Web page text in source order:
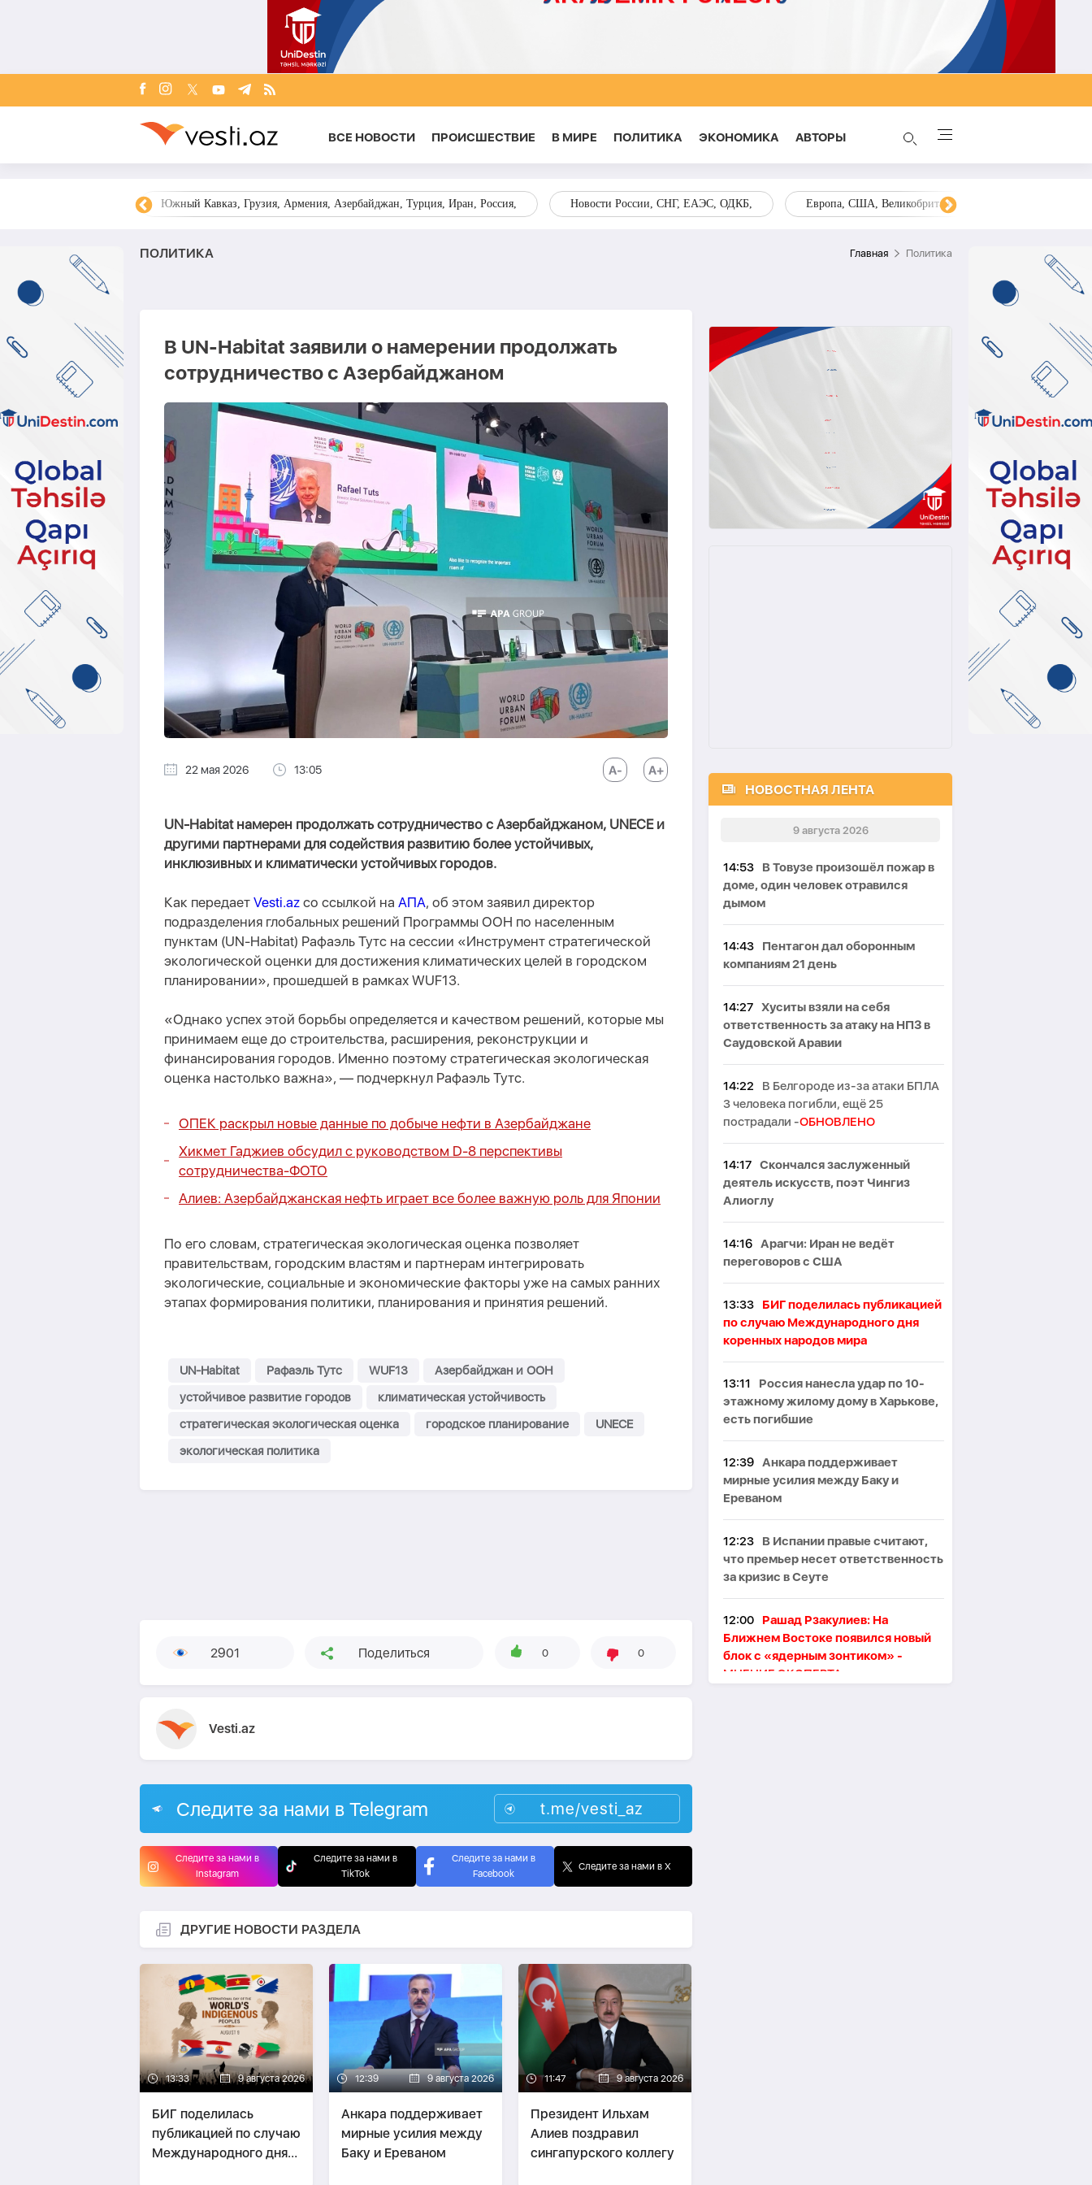
ВСЕ НОВОСТИ ПРОИСШЕСТВИЕ В МИРЕ ПОЛИТИКА ЭКОНОМИКА AВТОРЫ
Южный Кавказ, Грузия, Армения, Азербайджан, Турция, Иран, Россия, Новости России, СНГ, ЕАЭС, ОДКБ, Европа, США, Великобритания, Украина, Запад,
ПОЛИТИКА Главная Политика
В UN-Habitat заявили о намерении продолжать
сотрудничество с Азербайджаном
22 мая 2026 13:05
UN-Habitat намерен продолжать сотрудничество с Азербайджаном, UNECE и
другими партнерами для содействия развитию более устойчивых,
инклюзивных и климатически устойчивых городов.
Как передает Vesti.az со ссылкой на АПА, об этом заявил директор
подразделения глобальных решений Программы ООН по населенным
пунктам (UN-Habitat) Рафаэль Тутс на сессии «Инструмент стратегической
экологической оценки для достижения климатических целей в городском
планировании», прошедшей в рамках WUF13.
«Однако успех этой борьбы определяется и качеством решений, которые мы
принимаем еще до строительства, расширения, реконструкции и
финансирования городов. Именно поэтому стратегическая экологическая
оценка настолько важна», — подчеркнул Рафаэль Тутс.
ОПЕК раскрыл новые данные по добыче нефти в Азербайджане
Хикмет Гаджиев обсудил с руководством D-8 перспективы
сотрудничества-ФОТО
Алиев: Азербайджанская нефть играет все более важную роль для Японии
По его словам, стратегическая экологическая оценка позволяет
правительствам, городским властям и партнерам интегрировать
экологические, социальные и экономические факторы уже на самых ранних
этапах формирования политики, планирования и принятия решений.
UN-Habitat Рафаэль Тутс WUF13
Азербайджан и ООН
устойчивое развитие городов
климатическая устойчивость
стратегическая экологическая оценка
городское планирование
UNECE
экологическая политика
2901 Поделиться 0 0
Vesti.az
Следите за нами в Telegram t.me/vesti_az
Следите за нами в
Instagram
Следите за нами в
TikTok
Следите за нами в
Facebook
Следите за нами в X
ДРУГИЕ НОВОСТИ РАЗДЕЛА
13:33 9 августа 2026
БИГ поделилась
публикацией по случаю
Международного дня
12:39 9 августа 2026
Анкара поддерживает
мирные усилия между
Баку и Ереваном
11:47 9 августа 2026
Президент Ильхам
Алиев поздравил
сингапурского коллегу
НОВОСТНАЯ ЛЕНТА
9 августа 2026
14:53
В Товузе произошёл пожар в
доме, один человек отравился
дымом
14:43
Пентагон дал оборонным
компаниям 21 день
14:27 Хуситы взяли на себя
ответственность за атаку на НПЗ в
Саудовской Аравии
14:22
В Белгороде из-за атаки БПЛА
3 человека погибли, ещё 25
пострадали -ОБНОВЛЕНО
14:17 Скончался заслуженный
деятель искусств, поэт Чингиз
Алиоглу
14:16 Арагчи: Иран не ведёт
переговоров с США
13:33
БИГ поделилась публикацией
по случаю Международного дня
коренных народов мира
13:11
Россия нанесла удар по 10-
этажному жилому дому в Харькове,
есть погибшие
12:39 Анкара поддерживает
мирные усилия между Баку и
Ереваном
12:23
В Испании правые считают,
что премьер несет ответственность
за кризис в Сеуте
12:00
Рашад Рзакулиев: На
Ближнем Востоке появился новый
блок с «ядерным зонтиком» -
МНЕНИЕ ЭКСПЕРТА